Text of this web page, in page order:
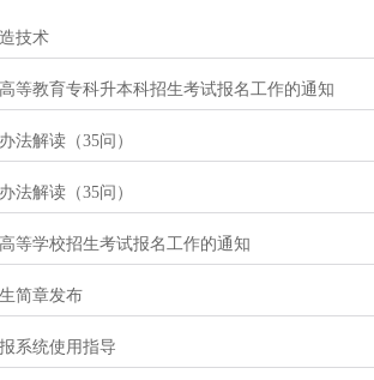
技术
等教育专科升本科招生考试报名工作的通知
法解读（35问）
法解读（35问）
等学校招生考试报名工作的通知
简章发布
系统使用指导